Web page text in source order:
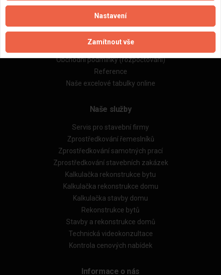
Naše firmy a řemeslníci
Obchodní podmínky (rozpočtování)
Reference
Naše excelové tabulky online
Naše služby
Servis pro stavební firmy
Zprostředkování řemeslníků
Zprostředkování samotných prací
Zprostředkování stavebních zakázek
Kalkulačka rekonstrukce bytu
Kalkulačka rekonstrukce domu
Kalkulačka stavby domu
Rekonstrukce bytů
Stavby a rekonstrukce domů
Technická videokonzultace
Kontrola cenových nabídek
Informace o nás
Nastavení
Zamítnout vše